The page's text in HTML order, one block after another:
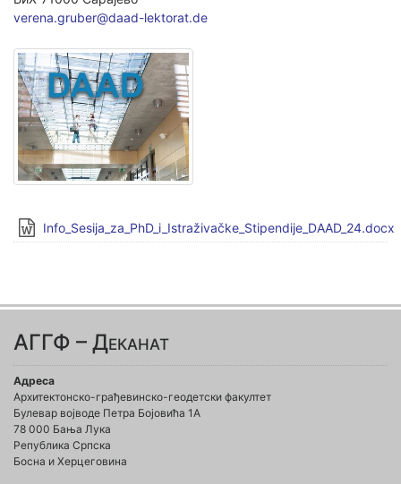
verena.gruber@daad-lektorat.de
Info_Sesija_za_PhD_i_Istraživačke_Stipendije_DAAD_24.docx
АГГФ – Деканат
Адреса
Архитектонско-грађевинско-геодетски факултет
Булевар војводе Петра Бојовића 1A
78 000 Бања Лука
Република Српска
Босна и Херцеговина